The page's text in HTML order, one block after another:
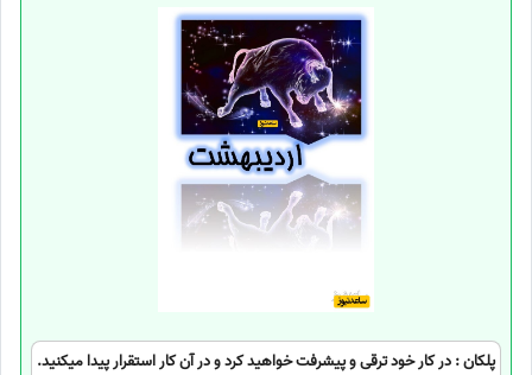
پلکان : در کار خود ترقی و پیشرفت خواهید کرد و در آن کار استقرار پیدا میکنید.